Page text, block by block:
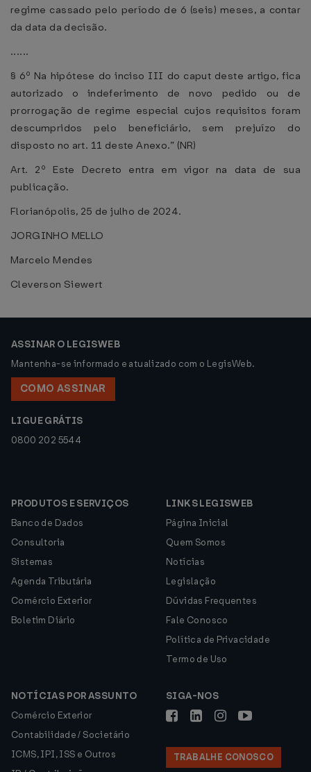
regime cassado pelo período de 6 (seis) meses, a contar
da data da decisão.
......
§ 6º Na hipótese do inciso III do caput deste artigo, fica
autorizado o indeferimento de novo pedido ou de
prorrogação de regime especial cujos requisitos foram
descumpridos pelo beneficiário, sem prejuízo do
disposto no art. 11 deste Anexo.” (NR)
Art. 2º Este Decreto entra em vigor na data de sua
publicação.
Florianópolis, 25 de julho de 2024.
JORGINHO MELLO
Marcelo Mendes
Cleverson Siewert
ASSINAR O LEGISWEB
Mantenha-se informado e atualizado com o LegisWeb.
COMO ASSINAR
LIGUE GRÁTIS
0800 202 5544
PRODUTOS E SERVIÇOS
Banco de Dados
Consultoria
Sistemas
Agenda Tributária
Comércio Exterior
Boletim Diário
LINKS LEGISWEB
Página Inicial
Quem Somos
Notícias
Legislação
Dúvidas Frequentes
Fale Conosco
Política de Privacidade
Termo de Uso
NOTÍCIAS POR ASSUNTO
Comércio Exterior
Contabilidade / Societário
ICMS, IPI, ISS e Outros
SIGA-NOS
TRABALHE CONOSCO